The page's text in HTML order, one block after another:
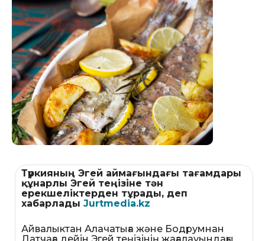
Түркияның Эгей аймағындағы тағамдары
құнарлы Эгей теңізіне тән
ерекшеліктерден тұрады, деп
хабарлады Jurtmedia.kz
Айвалыктан Алачатыға және Бодрумнан